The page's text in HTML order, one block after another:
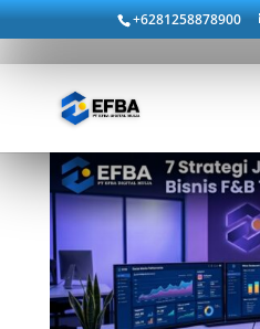
+6281258878900